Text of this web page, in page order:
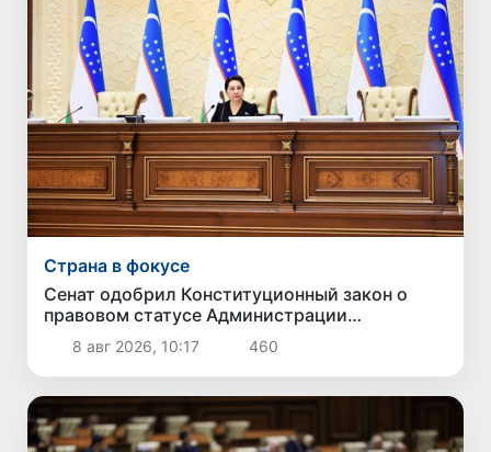
Страна в фокусе
Сенат одобрил Конституционный закон о
правовом статусе Администрации
Президента Республики Узбекистан
8 авг 2026, 10:17 460